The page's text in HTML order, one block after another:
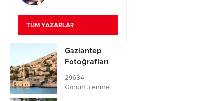
TÜM YAZARLAR
Gaziantep
Fotoğrafları
29634
Görüntülenme